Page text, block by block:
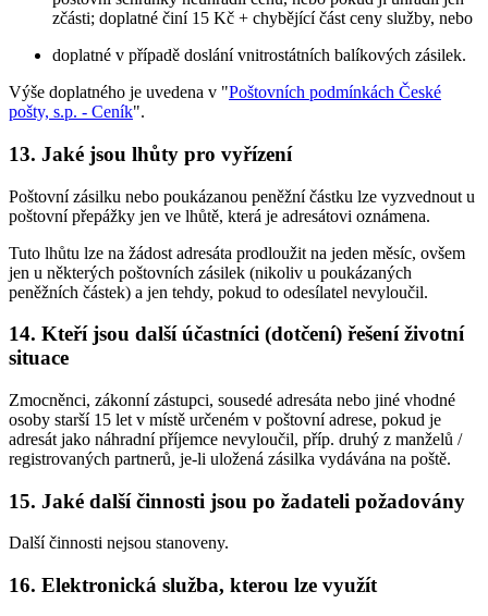
zčásti; doplatné činí 15 Kč + chybějící část ceny služby, nebo
doplatné v případě doslání vnitrostátních balíkových zásilek.
Výše doplatného je uvedena v "Poštovních podmínkách České
pošty, s.p. - Ceník".
13. Jaké jsou lhůty pro vyřízení
Poštovní zásilku nebo poukázanou peněžní částku lze vyzvednout u
poštovní přepážky jen ve lhůtě, která je adresátovi oznámena.
Tuto lhůtu lze na žádost adresáta prodloužit na jeden měsíc, ovšem
jen u některých poštovních zásilek (nikoliv u poukázaných
peněžních částek) a jen tehdy, pokud to odesílatel nevyloučil.
14. Kteří jsou další účastníci (dotčení) řešení životní
situace
Zmocněnci, zákonní zástupci, sousedé adresáta nebo jiné vhodné
osoby starší 15 let v místě určeném v poštovní adrese, pokud je
adresát jako náhradní příjemce nevyloučil, příp. druhý z manželů /
registrovaných partnerů, je-li uložená zásilka vydávána na poště.
15. Jaké další činnosti jsou po žadateli požadovány
Další činnosti nejsou stanoveny.
16. Elektronická služba, kterou lze využít